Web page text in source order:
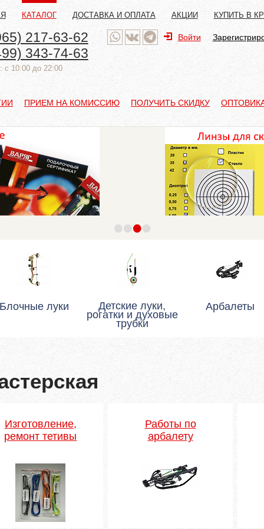
КАТАЛОГ ДОСТАВКА И ОПЛАТА АКЦИИ КУПИТЬ В
217-63-62
343-74-63
с 10:00 до 22:00
Войти
ПРИЕМ НА КОМИССИЮ ПОЛУЧИТЬ СКИДКУ
••••
Блочные луки Детские луки,
рогатки и духовые
трубки
Арбалеты
Изготовление,
ремонт тетивы
Работы по
арбалету